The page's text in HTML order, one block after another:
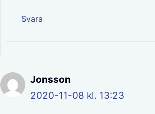
Svara
Jonsson
2020-11-08 kl. 13:23